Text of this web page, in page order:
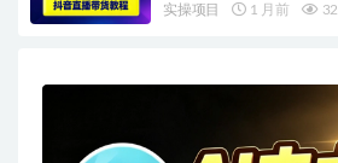
实操项目 1 月前 32